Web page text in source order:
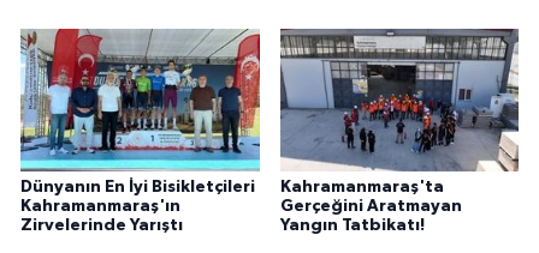
Dünyanın En İyi Bisikletçileri
Kahramanmaraş'ın
Zirvelerinde Yarıştı
Kahramanmaraş'ta
Gerçeğini Aratmayan
Yangın Tatbikatı!